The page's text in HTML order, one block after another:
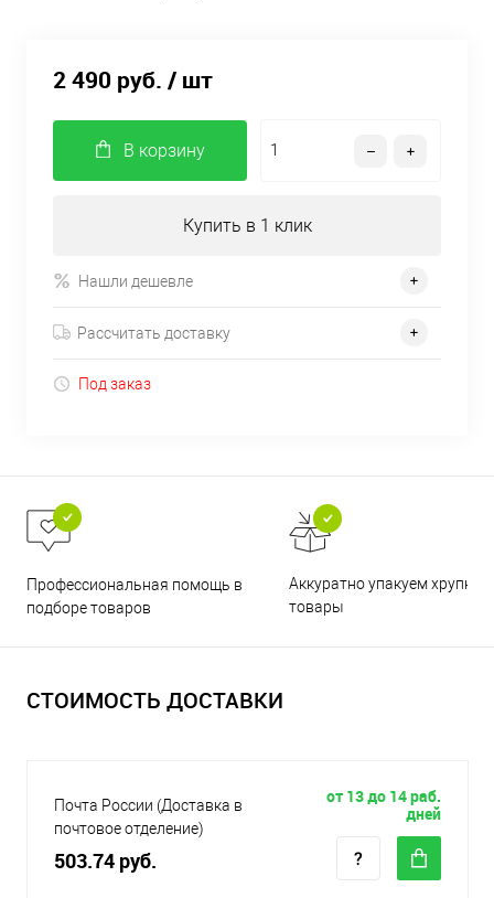
2 490 руб. / шт
В корзину
Купить в 1 клик
Нашли дешевле
Рассчитать доставку
Под заказ
Профессиональная помощь в
подборе товаров
Аккуратно упакуем хрупкие
товары
СТОИМОСТЬ ДОСТАВКИ
Почта России (Доставка в
почтовое отделение)
503.74 руб.
от 13 до 14 раб.
дней